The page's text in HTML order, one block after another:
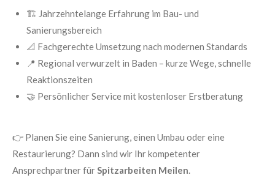
🏗️ Jahrzehntelange Erfahrung im Bau- und
Sanierungsbereich
📐 Fachgerechte Umsetzung nach modernen Standards
📍 Regional verwurzelt in Baden – kurze Wege, schnelle
Reaktionszeiten
🤝 Persönlicher Service mit kostenloser Erstberatung
👉 Planen Sie eine Sanierung, einen Umbau oder eine
Restaurierung? Dann sind wir Ihr kompetenter
Ansprechpartner fürSpitzarbeiten Meilen.